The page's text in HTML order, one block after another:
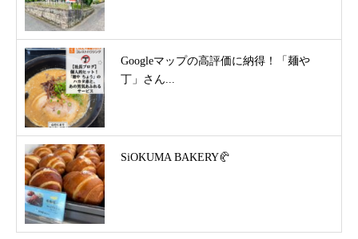
Googleマップの高評価に納得！「麺や
丁」さん...
SiOKUMA BAKERY🥐